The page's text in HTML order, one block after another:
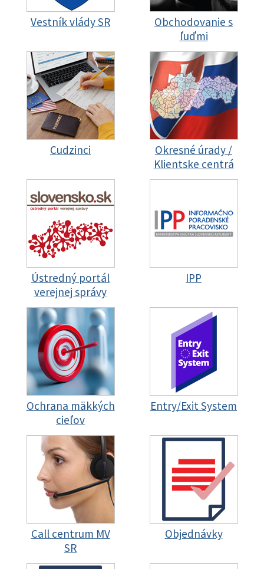
Vestník vlády SR
Obchodovanie s
ľuďmi
Cudzinci
Okresné úrady /
Klientske centrá
Ústredný portál
verejnej správy
IPP
Ochrana mäkkých
cieľov
Entry/Exit System
Call centrum MV
SR
Objednávky